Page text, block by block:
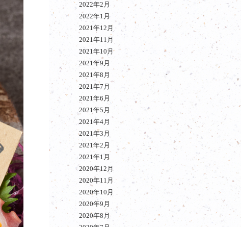
2022年2月
2022年1月
2021年12月
2021年11月
2021年10月
2021年9月
2021年8月
2021年7月
2021年6月
2021年5月
2021年4月
2021年3月
2021年2月
2021年1月
2020年12月
2020年11月
2020年10月
2020年9月
2020年8月